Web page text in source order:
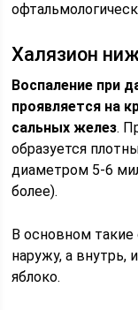
Халязион
Воспаление при
проявляется на
сальных желез.
образуется
диаметром 5-6
более).
В основном
наружу, а внутрь,
яблоко.